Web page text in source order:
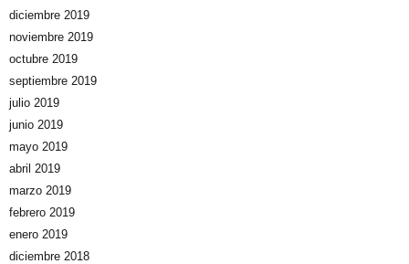
diciembre 2019
noviembre 2019
octubre 2019
septiembre 2019
julio 2019
junio 2019
mayo 2019
abril 2019
marzo 2019
febrero 2019
enero 2019
diciembre 2018